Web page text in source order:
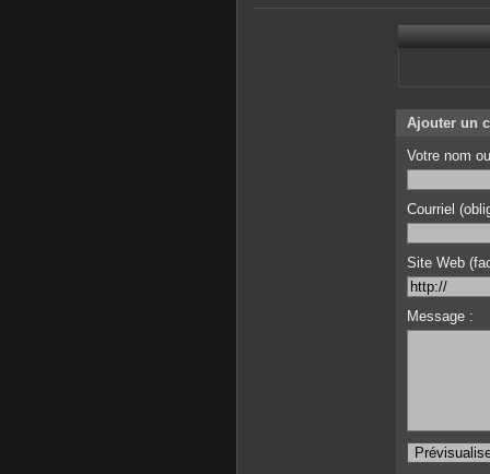
Ajouter un
Votre nom
Courriel
Site Web
Message :